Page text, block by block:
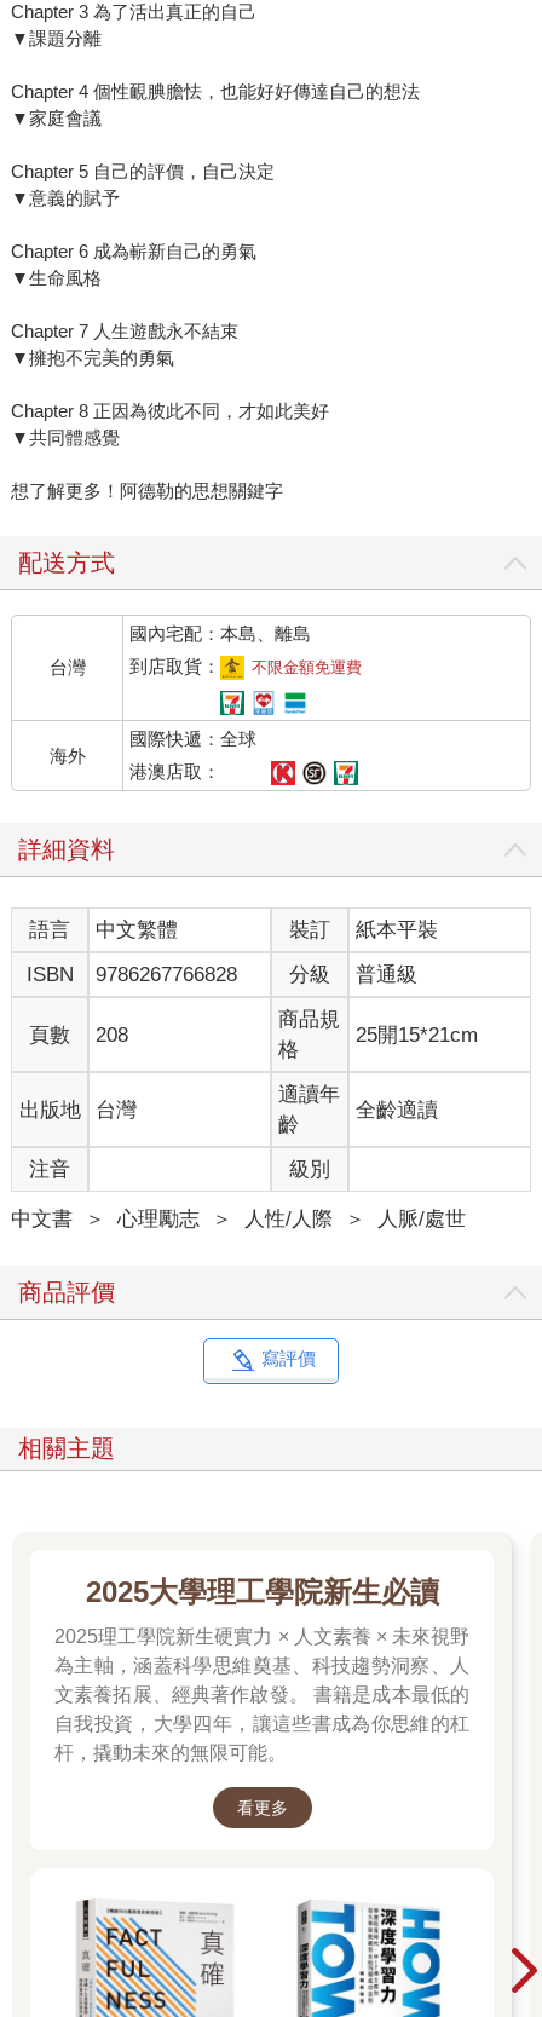
Chapter 3 為了活出真正的自己
▼課題分離
Chapter 4 個性靦腆膽怯，也能好好傳達自己的想法
▼家庭會議
Chapter 5 自己的評價，自己決定
▼意義的賦予
Chapter 6 成為嶄新自己的勇氣
▼生命風格
Chapter 7 人生遊戲永不結束
▼擁抱不完美的勇氣
Chapter 8 正因為彼此不同，才如此美好
▼共同體感覺
想了解更多！阿德勒的思想關鍵字
配送方式
台灣
國內宅配：本島、離島
到店取貨：
不限金額免運費
海外
國際快遞：全球
港澳店取：
詳細資料
語言 中文繁體 裝訂
紙本平裝
ISBN
9786267766828 分級 普通級
頁數 208
商品規
格
25開15*21cm
出版地 台灣
適讀年
齡
全齡適讀
注音 級別
中文書 ＞ 心理勵志 ＞ 人性/人際 ＞ 人脈/處世
商品評價
寫評價
相關主題
2025大學理工學院新生必讀
2025理工學院新生硬實力 × 人文素養 × 未來視野
為主軸，涵蓋科學思維奠基、科技趨勢洞察、人
文素養拓展、經典著作啟發。 書籍是成本最低的
自我投資，大學四年，讓這些書成為你思維的杠
杆，撬動未來的無限可能。
看更多